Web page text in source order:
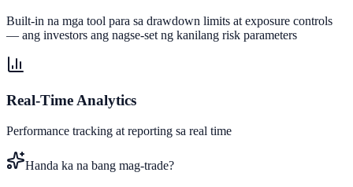
Built-in na mga tool para sa drawdown limits at exposure controls
— ang investors ang nagse-set ng kanilang risk parameters
Real-Time Analytics
Performance tracking at reporting sa real time
Handa ka na bang mag-trade?